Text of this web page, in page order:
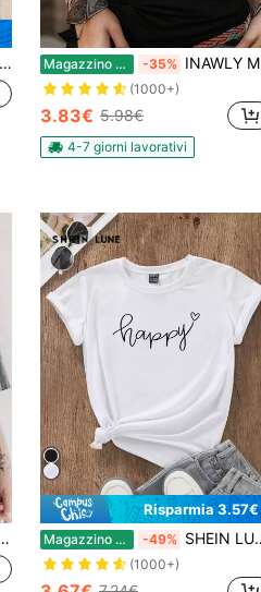
Magazzino EU -35% INAWLY Maglietta grafica con motivo acchiappasogni e farfalla, top per donna
(1000+)
3.83€ 5.98€
4-7 giorni lavorativi
Risparmia 3.57€
Magazzino EU -49% SHEIN LUNE T-shirt da donna con grafica a cuore e lettera
(1000+)